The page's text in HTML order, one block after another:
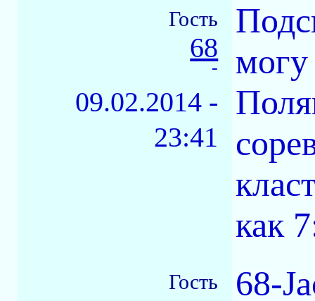
Гость
68
-
09.02.2014 -
23:41
как
Гость 68-